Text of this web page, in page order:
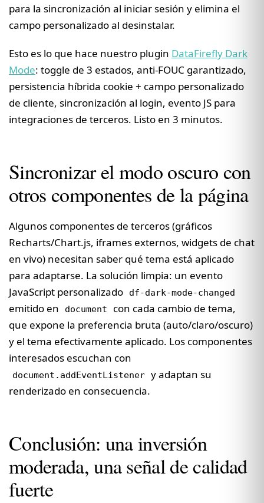
para la sincronización al iniciar sesión y elimina el
campo personalizado al desinstalar.
Esto es lo que hace nuestro plugin DataFirefly Dark
Mode: toggle de 3 estados, anti-FOUC garantizado,
persistencia híbrida cookie + campo personalizado
de cliente, sincronización al login, evento JS para
integraciones de terceros. Listo en 3 minutos.
Sincronizar el modo oscuro con
otros componentes de la página
Algunos componentes de terceros (gráficos
Recharts/Chart.js, iframes externos, widgets de chat
en vivo) necesitan saber qué tema está aplicado
para adaptarse. La solución limpia: un evento
JavaScript personalizado
df-dark-mode-changed
emitido en document
con cada cambio de tema,
que expone la preferencia bruta (auto/claro/oscuro)
y el tema efectivamente aplicado. Los componentes
interesados escuchan con
document.addEventListener y adaptan su
renderizado en consecuencia.
Conclusión: una inversión
moderada, una señal de calidad
fuerte